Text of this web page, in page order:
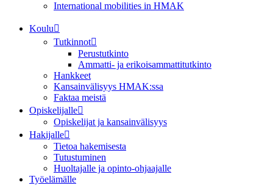
International mobilities in HMAK
Koulu
Tutkinnot
Perustutkinto
Ammatti- ja erikoisammattitutkinto
Hankkeet
Kansainvälisyys HMAK:ssa
Faktaa meistä
Opiskelijalle
Opiskelijat ja kansainvälisyys
Hakijalle
Tietoa hakemisesta
Tutustuminen
Huoltajalle ja opinto-ohjaajalle
Työelämälle